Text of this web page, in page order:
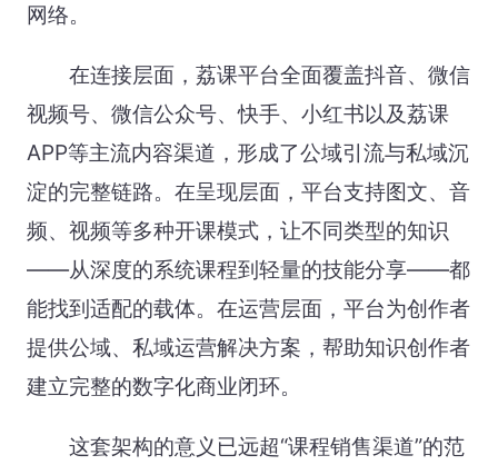
网络。
在连接层面，荔课平台全面覆盖抖音、微信
视频号、微信公众号、快手、小红书以及荔课
APP等主流内容渠道，形成了公域引流与私域沉
淀的完整链路。在呈现层面，平台支持图文、音
频、视频等多种开课模式，让不同类型的知识
——从深度的系统课程到轻量的技能分享——都
能找到适配的载体。在运营层面，平台为创作者
提供公域、私域运营解决方案，帮助知识创作者
建立完整的数字化商业闭环。
这套架构的意义已远超“课程销售渠道”的范